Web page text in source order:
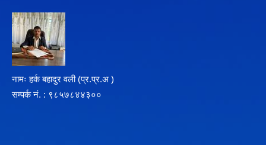
नामः हर्क बहादुर वली (प्र‍.प्र.अ )
सम्पर्क न‌ं. : ९८५७८४४३००